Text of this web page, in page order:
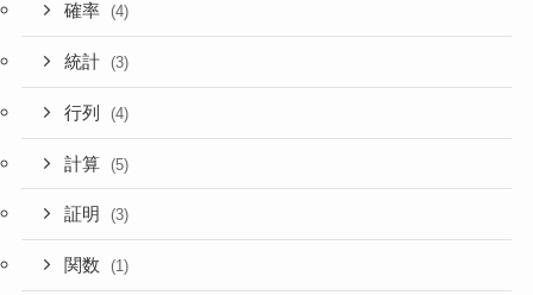
確率 (4)
統計 (3)
行列 (4)
計算 (5)
証明 (3)
関数 (1)